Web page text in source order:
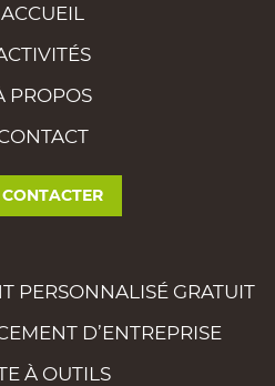
ACCUEIL
PROPOS
PERSONNALISÉ GRATUIT
D’ENTREPRISE
À OUTILS